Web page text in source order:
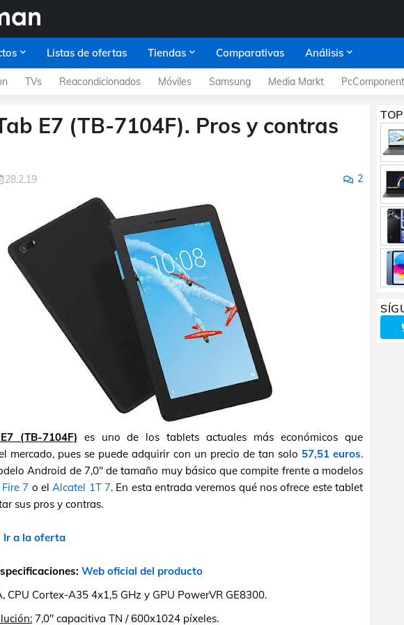
Listas de ofertas Tiendas Comparativas Análisis
TVs Reacondicionados Móviles Samsung Media Markt
E7 (TB-7104F). Pros y contras
28.2.19 2
(TB-7104F) es uno de los tablets actuales más económicos que
mercado, pues se puede adquirir con un precio de tan solo 57,51 euros.
Android de 7,0" de tamaño muy básico que compite frente a modelos
7 o elAlcatel 1T 7. En esta entrada veremos qué nos ofrece este tablet
sus pros y contras.
Ir a la oferta
Web oficial del producto
CPU Cortex-A35 4x1,5 GHz y GPU PowerVR GE8300.
7,0" capacitiva TN / 600x1024 píxeles.